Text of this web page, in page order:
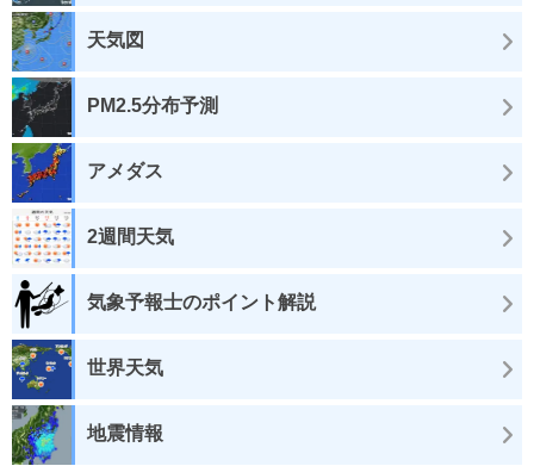
天気図
PM2.5分布予測
アメダス
2週間天気
気象予報士のポイント解説
世界天気
地震情報